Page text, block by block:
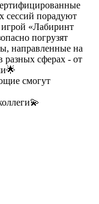
сессий порадуют
игрой «Лабиринт
погрузят
направленные на
разных сферах - от
смогут